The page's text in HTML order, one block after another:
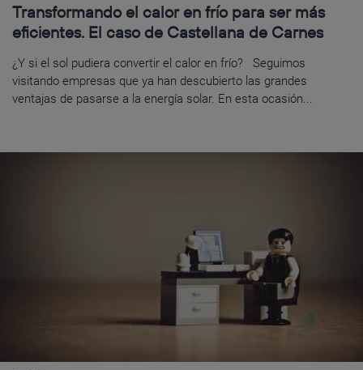
Transformando el calor en frío para ser más
eficientes. El caso de Castellana de Carnes
¿Y si el sol pudiera convertir el calor en frío? Seguimos
visitando empresas que ya han descubierto las grandes
ventajas de pasarse a la energía solar. En esta ocasión...